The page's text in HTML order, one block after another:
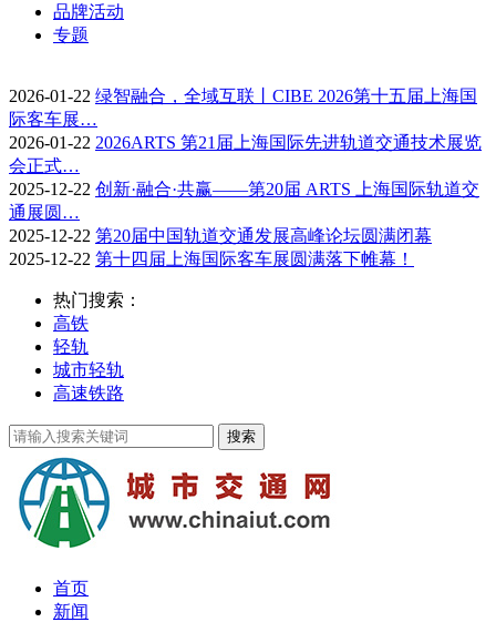
品牌活动
专题
2026-01-22 绿智融合，全域互联丨CIBE 2026第十五届上海国
际客车展…
2026-01-22 2026ARTS 第21届上海国际先进轨道交通技术展览
会正式…
2025-12-22 创新·融合·共赢——第20届 ARTS 上海国际轨道交
通展圆…
2025-12-22 第20届中国轨道交通发展高峰论坛圆满闭幕
2025-12-22 第十四届上海国际客车展圆满落下帷幕！
热门搜索：
高铁
轻轨
城市轻轨
高速铁路
首页
新闻